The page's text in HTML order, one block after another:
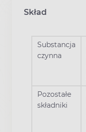
Skład
Substancja
czynna
Pozostałe
składniki